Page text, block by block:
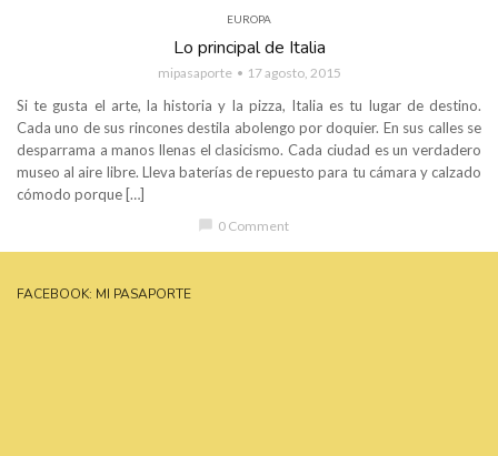
EUROPA
Lo principal de Italia
mipasaporte 17 agosto, 2015
Si te gusta el arte, la historia y la pizza, Italia es tu lugar de destino.
Cada uno de sus rincones destila abolengo por doquier. En sus calles se
desparrama a manos llenas el clasicismo. Cada ciudad es un verdadero
museo al aire libre. Lleva baterías de repuesto para tu cámara y calzado
cómodo porque […]
0 Comment
FACEBOOK: MI PASAPORTE